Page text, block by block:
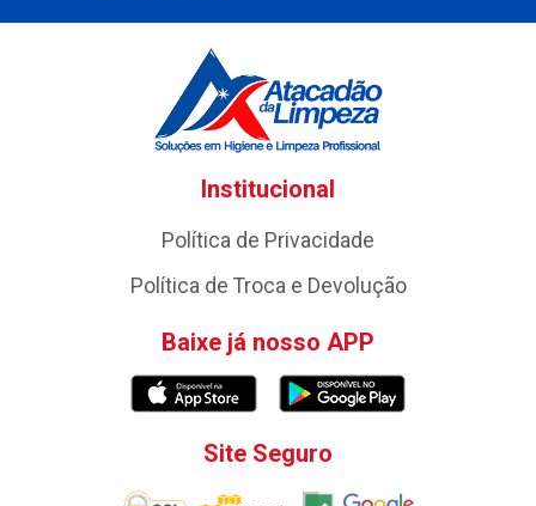
Institucional
Política de Privacidade
Política de Troca e Devolução
Baixe já nosso APP
Site Seguro